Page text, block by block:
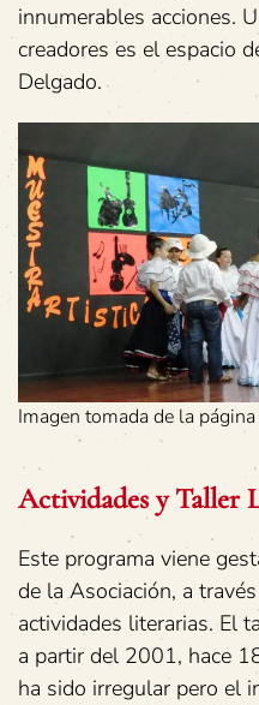
innumerables acciones.
creadores es el espacio
Delgado.
Imagen tomada de la
Actividades y Taller
Este programa viene
de la Asociación, a
actividades literarias. El
a partir del 2001, hace
ha sido irregular pero el